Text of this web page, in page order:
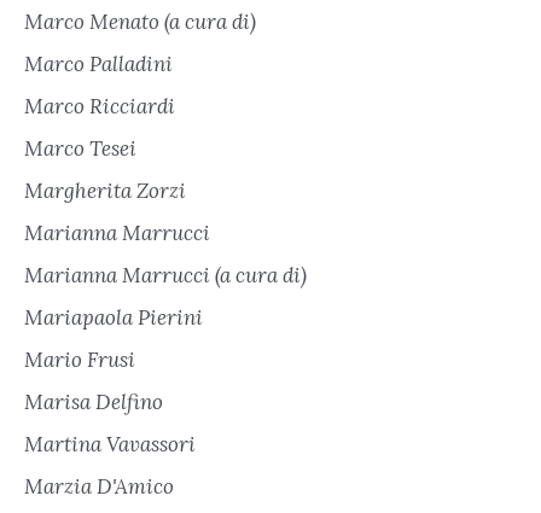
Marco Menato (a cura di)
Marco Palladini
Marco Ricciardi
Marco Tesei
Margherita Zorzi
Marianna Marrucci
Marianna Marrucci (a cura di)
Mariapaola Pierini
Mario Frusi
Marisa Delfino
Martina Vavassori
Marzia D'Amico